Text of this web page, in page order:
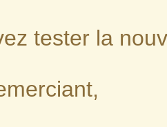
tester la